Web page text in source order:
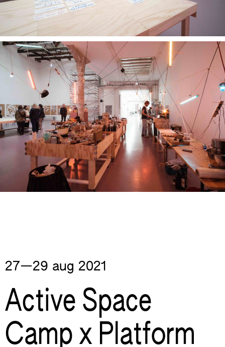
27—​29 aug 2021
Active Space
Camp x Platform